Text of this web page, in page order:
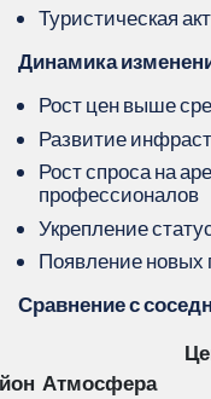
Туристическая
Динамика
Рост цен выше
Развитие
Рост спроса на
профессионалов
Укрепление
Появление новых
Сравнение с
Атмосфера